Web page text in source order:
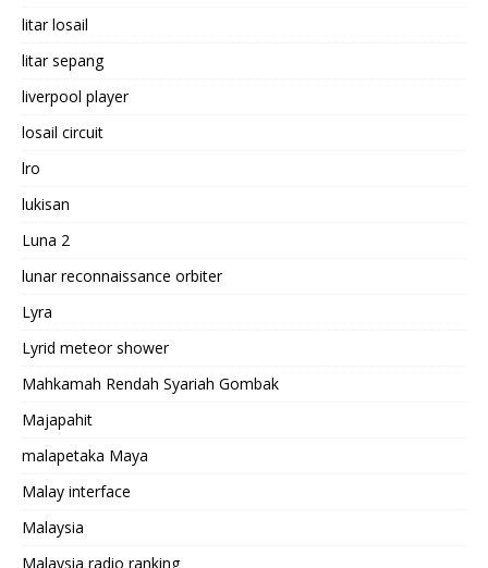
litar losail
litar sepang
liverpool player
losail circuit
lro
lukisan
Luna 2
lunar reconnaissance orbiter
Lyra
Lyrid meteor shower
Mahkamah Rendah Syariah Gombak
Majapahit
malapetaka Maya
Malay interface
Malaysia
Malaysia radio ranking